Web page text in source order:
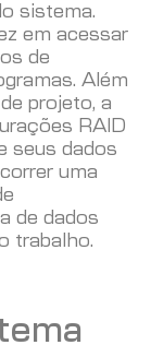
sistema.
em acessar
de
Além
projeto, a
RAID
seus dados
uma
de dados
trabalho.